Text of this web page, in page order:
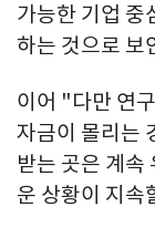
가능한 기업 중
하는 것으로
이어 "다만 연
자금이 몰리는
받는 곳은 계속
운 상황이 지속